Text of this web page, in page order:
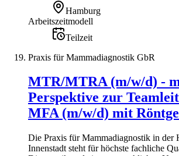
Hamburg
Arbeitszeitmodell
Teilzeit
Praxis für Mammadiagnostik GbR
MTR/MTRA (m/w/d) -
Perspektive zur
MFA (m/w/d) mit
Die Praxis für Mammadiagnostik in der
Innenstadt steht für höchste fachliche